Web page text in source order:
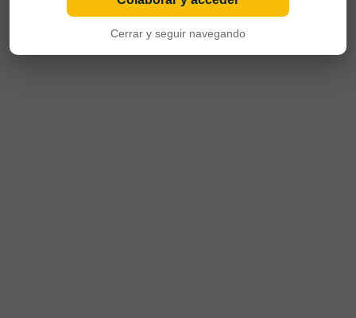
Cerrar y seguir navegando